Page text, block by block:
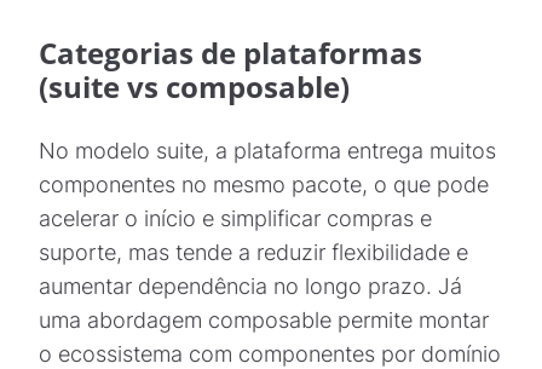
Categorias de plataformas
(suite vs composable)
No modelo suite, a plataforma entrega muitos
componentes no mesmo pacote, o que pode
acelerar o início e simplificar compras e
suporte, mas tende a reduzir flexibilidade e
aumentar dependência no longo prazo. Já
uma abordagem composable permite montar
o ecossistema com componentes por domínio